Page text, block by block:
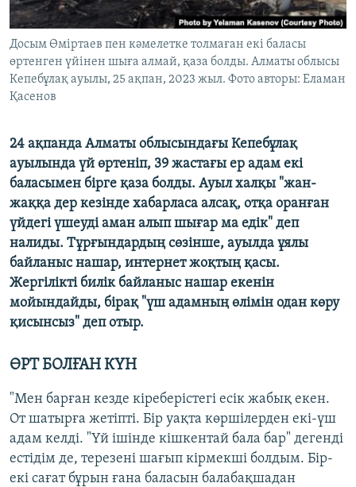
Досым Өміртаев пен кәмелетке толмаған екі баласы
өртенген үйінен шыға алмай, қаза болды. Алматы облысы
Кепебұлақ ауылы, 25 ақпан, 2023 жыл. Фото авторы: Еламан
Қасенов
24 ақпанда Алматы облысындағы Кепебұлақ
ауылында үй өртеніп, 39 жастағы ер адам екі
баласымен бірге қаза болды. Ауыл халқы "жан-
жаққа дер кезінде хабарласа алсақ, отқа оранған
үйдегі үшеуді аман алып шығар ма едік" деп
налиды. Тұрғындардың сөзінше, ауылда ұялы
байланыс нашар, интернет жоқтың қасы.
Жергілікті билік байланыс нашар екенін
мойындайды, бірақ "үш адамның өлімін одан көру
қисынсыз" деп отыр.
ӨРТ БОЛҒАН КҮН
"Мен барған кезде кіреберістегі есік жабық екен.
От шатырға жетіпті. Бір уақта көршілерден екі-үш
адам келді. "Үй ішінде кішкентай бала бар" дегенді
естідім де, терезені шағып кірмекші болдым. Бір-
екі сағат бұрын ғана баласын балабақшадан